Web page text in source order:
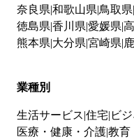
奈良県 和歌山県 鳥取県
徳島県 香川県 愛媛県
熊本県 大分県 宮崎県
業種別
生活サービス 住宅 ビ
医療・健康・介護教育